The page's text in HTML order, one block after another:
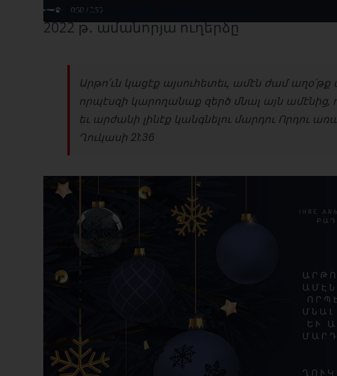
Տիրատուր քհն․ Սարդարյանի
2022 թ․ ամանորյա ուղերձը
Արթո՛ւն կացէք այսուհետեւ, ամէն ժամ աղօ՛թք
որպէսզի կարողանաք զերծ մնալ այն ամէնից, որ
եւ արժանի լինէք կանգնելու մարդու Որդու
Ղուկասի 21:36